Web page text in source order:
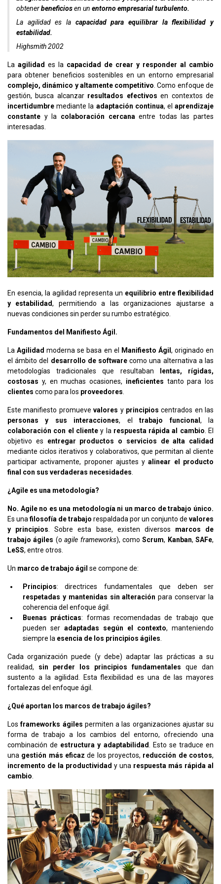
obtenerbeneficiosen un entorno empresarial turbulento.
La agilidad es la capacidad para equilibrar la flexibilidad y
estabilidad.
Highsmith 2002
La agilidad es la capacidad de crear y responder al cambio
para obtener beneficios sostenibles en un entorno empresarial
complejo, dinámico y altamente competitivo . Como enfoque de
gestión, busca alcanzar resultados efectivos en contextos de
incertidumbre mediante la adaptación continua, elaprendizaje
constante y la colaboración cercana entre todas las partes
interesadas.
En esencia, la agilidad representa un equilibrio entre flexibilidad
y estabilidad, permitiendo a las organizaciones ajustarse a
nuevas condiciones sin perder su rumbo estratégico.
Fundamentos del Manifiesto Ágil.
LaAgilidad moderna se basa en el Manifiesto Ágil , originado en
el ámbito del desarrollo de software como una alternativa a las
metodologías tradicionales que resultaban
lentas, rígidas,
costosas y, en muchas ocasiones, ineficientes tanto para los
clientes como para los proveedores.
Este manifiesto promuevevalores y principios centrados en las
personas y sus interacciones, eltrabajo funcional , la
colaboración con el clientey la respuesta rápida al cambio. El
objetivo es entregar productos o servicios de alta calidad
mediante ciclos iterativos y colaborativos, que permitan al cliente
participar activamente, proponer ajustes yalinear el producto
final con sus verdaderas necesidades.
¿Agile es una metodología?
No. Agile no es una metodología ni un marco de trabajo único.
Es unafilosofía de trabajo respaldada por un conjunto de valores
y principios. Sobre esta base, existen diversos marcos de
trabajo ágiles (oagile frameworks), comoScrum, Kanban, SAFe,
LeSS, entre otros.
Un marco de trabajo ágil se compone de:
Principios: directrices fundamentales que deben ser
respetadas y mantenidas sin alteración para conservar la
coherencia del enfoque ágil.
Buenas prácticas: formas recomendadas de trabajo que
pueden ser adaptadas según el contexto, manteniendo
siempre la esencia de los principios ágiles.
Cada organización puede (y debe) adaptar las prácticas a su
realidad, sin perder los principios fundamentales que dan
sustento a la agilidad. Esta flexibilidad es una de las mayores
fortalezas del enfoque ágil.
¿Qué aportan los marcos de trabajo ágiles?
Losframeworks ágiles permiten a las organizaciones ajustar su
forma de trabajo a los cambios del entorno, ofreciendo una
combinación de estructura y adaptabilidad. Esto se traduce en
una gestión más eficaz de los proyectos, reducción de costos,
incremento de la productividad y una respuesta más rápida al
cambio.